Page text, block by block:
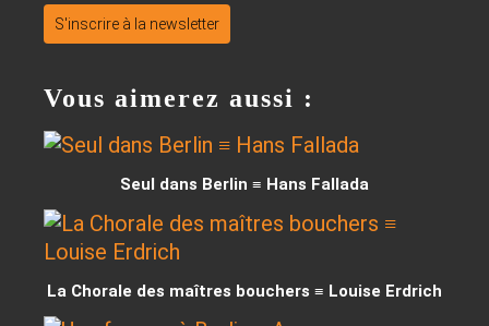
S'inscrire à la newsletter
Vous aimerez aussi :
Seul dans Berlin ≡ Hans Fallada
La Chorale des maîtres bouchers ≡ Louise Erdrich